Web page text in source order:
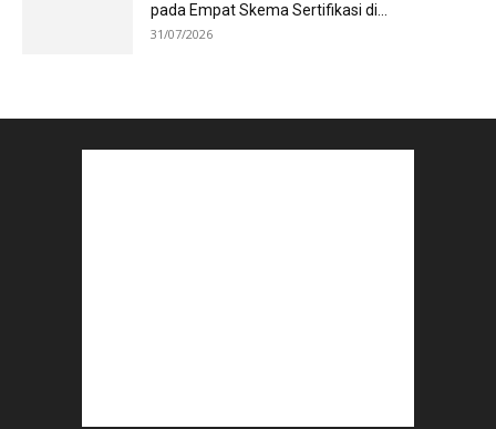
pada Empat Skema Sertifikasi di...
31/07/2026